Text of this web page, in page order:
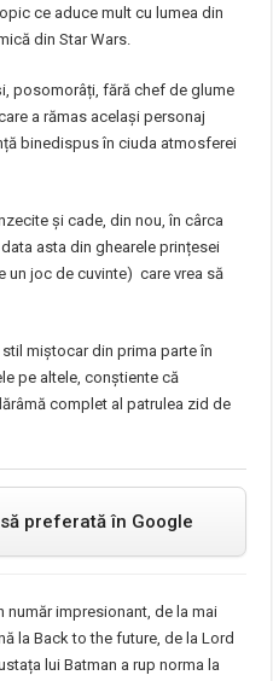
ce aduce mult cu lumea din
din Star Wars.
posomorâți, fără chef de glume
a rămas același personaj
binedispus în ciuda atmosferei
și cade, din nou, în cârca
asta din ghearele prințesei
un joc de cuvinte) care vrea să
miștocar din prima parte în
pe altele, conștiente că
complet al patrulea zid de
preferată în Google
număr impresionant, de la mai
la Back to the future, de la Lord
lui Batman a rup norma la